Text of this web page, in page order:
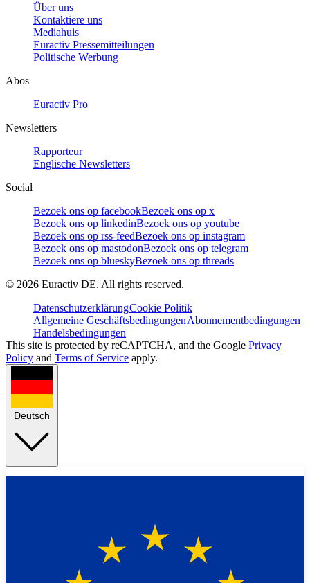
Über uns
Kontaktiere uns
Mediahuis
Euractiv Pressemitteilungen
Politische Werbung
Abos
Euractiv Pro
Newsletters
Rapporteur
Englische Newsletters
Social
Bezoek ons op facebookBezoek ons op x
Bezoek ons op linkedinBezoek ons op youtube
Bezoek ons op rss-feedBezoek ons op instagram
Bezoek ons op mastodonBezoek ons op telegram
Bezoek ons op blueskyBezoek ons op threads
© 2026 Euractiv DE. All rights reserved.
DatenschutzerklärungCookie Politik
Allgemeine GeschäftsbedingungenAbonnementbedingungen
Handelsbedingungen
This site is protected by reCAPTCHA, and the Google Privacy
Policy and Terms of Service apply.
Deutsch